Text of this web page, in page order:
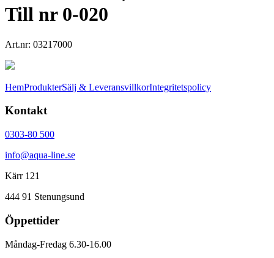
Till nr 0-020
Art.nr: 03217000
HemProdukterSälj & LeveransvillkorIntegritetspolicy
Kontakt
0303-80 500
info@aqua-line.se
Kärr 121
444 91 Stenungsund
Öppettider
Måndag-Fredag 6.30-16.00